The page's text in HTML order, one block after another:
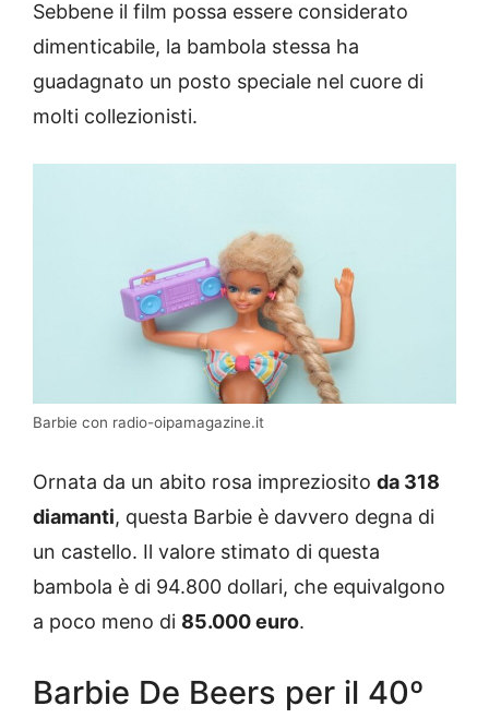
Sebbene il film possa essere considerato
dimenticabile, la bambola stessa ha
guadagnato un posto speciale nel cuore di
molti collezionisti.
Barbie con radio-oipamagazine.it
Ornata da un abito rosa impreziosito da 318
diamanti, questa Barbie è davvero degna di
un castello. Il valore stimato di questa
bambola è di 94.800 dollari, che equivalgono
a poco meno di 85.000 euro.
Barbie De Beers per il 40º